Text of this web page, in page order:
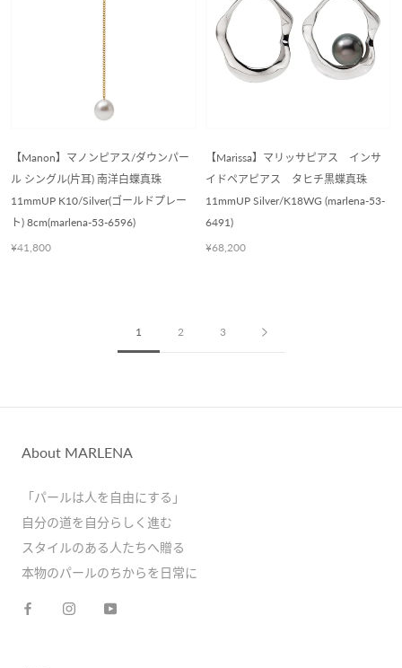
【Manon】マノンピアス/ダウンパー
ル シングル(片耳) 南洋白蝶真珠
11mmUP K10/Silver(ゴールドプレー
ト) 8cm(marlena-53-6596)
¥41,800
【Marissa】マリッサピアス インサ
イドペアピアス タヒチ黒蝶真珠
11mmUP Silver/K18WG (marlena-53-
6491)
¥68,200
1 2 3
About MARLENA
「パールは人を自由にする」
自分の道を自分らしく進む
スタイルのある人たちへ贈る
本物のパールのちからを日常に